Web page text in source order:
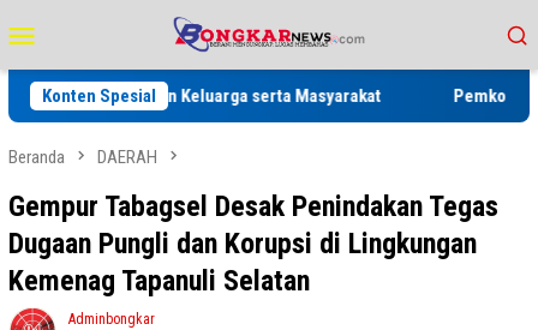
ke
kontenMobile
Konten Spesial
dan Keluarga serta Masyarakat Pemko
Beranda DAERAH
Gempur Tabagsel Desak Penindakan Tegas
Dugaan Pungli dan Korupsi di Lingkungan
Kemenag Tapanuli Selatan
Adminbongkar